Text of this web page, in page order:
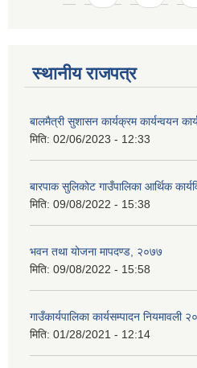
स्थानीय राजपत्र
बालमैत्री सुशासन कार्यक्रम कार्यन्वयन
मिति: 02/06/2023 - 12:33
बारपाक सुलिकोट गाउँपालिका आर्थिक
मिति: 09/08/2022 - 15:38
भवन तथा योजना मापदण्ड, २०७७
मिति: 09/08/2022 - 15:58
गाउँकार्यपालिका कार्यसम्पादन नियमावली
मिति: 01/28/2021 - 12:14